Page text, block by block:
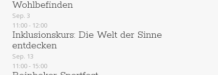
Wohlbefinden
Sep. 3
11:00- 12:00
Inklusionskurs: Die Welt der Sinne
entdecken
Sep. 13
11:00- 15:00